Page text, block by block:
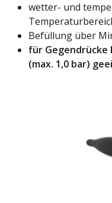
wetter- und
Befüllung über
für Gegendrücke
(max. 1,0 bar)